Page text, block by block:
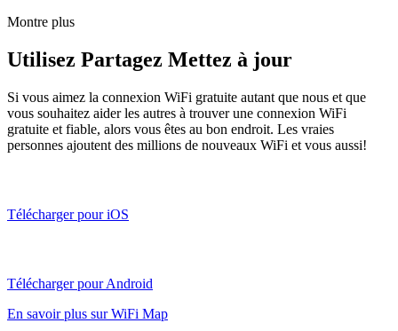
Montre plus
Utilisez Partagez Mettez à jour
Si vous aimez la connexion WiFi gratuite autant que nous et que
vous souhaitez aider les autres à trouver une connexion WiFi
gratuite et fiable, alors vous êtes au bon endroit. Les vraies
personnes ajoutent des millions de nouveaux WiFi et vous aussi!
Télécharger pour iOS
Télécharger pour Android
En savoir plus sur WiFi Map